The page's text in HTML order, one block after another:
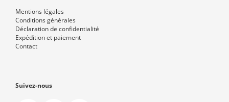
Mentions légales
Conditions générales
Déclaration de confidentialité
Expédition et paiement
Contact
Suivez-nous